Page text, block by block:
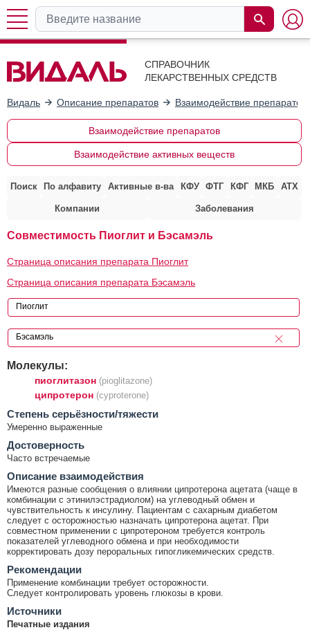
СПРАВОЧНИК
ЛЕКАРСТВЕННЫХ СРЕДСТВ
Видаль Описание препаратов Взаимодействие препаратов
Взаимодействие препаратов
Взаимодействие активных веществ
Поиск По алфавиту Активные в-ва КФУ ФТГ КФГ МКБ АТХ
Компании Заболевания
Совместимость Пиоглит и Бэсамэль
Страница описания препарата Пиоглит
Страница описания препарата Бэсамэль
Молекулы:
пиоглитазон (pioglitazone)
ципротерон (cyproterone)
Cтепень серьёзности/тяжести
Умеренно выраженные
Достоверность
Часто встречаемые
Описание взаимодействия
Имеются разные сообщения о влиянии ципротерона ацетата (чаще в
комбинации с этинилэстрадиолом) на углеводный обмен и
чувствительность к инсулину. Пациентам с сахарным диабетом
следует с осторожностью назначать ципротерона ацетат. При
совместном применении с ципротероном требуется контроль
показателей углеводного обмена и при необходимости
корректировать дозу пероральных гипогликемических средств.
Рекомендации
Применение комбинации требует осторожности.
Следует контролировать уровень глюкозы в крови.
Источники
Печатные издания